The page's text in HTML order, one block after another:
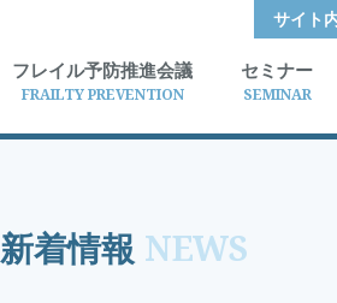
サイト
フレイル予防推進会議
FRAILTY PREVENTION
セミナー
SEMINAR
新着情報 NEWS